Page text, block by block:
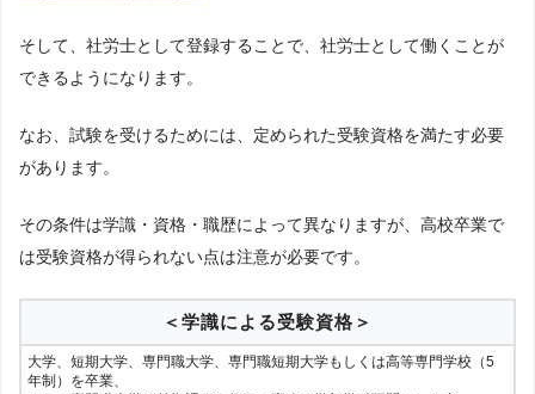
そして、社労士として登録することで、社労士として働くことが
できるようになります。
なお、試験を受けるためには、定められた受験資格を満たす必要
があります。
その条件は学識・資格・職歴によって異なりますが、高校卒業で
は受験資格が得られない点は注意が必要です。
＜学識による受験資格＞
大学、短期大学、専門職大学、専門職短期大学もしくは高等専門学校（5
年制）を卒業、